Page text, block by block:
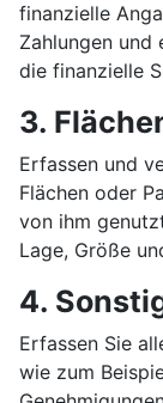
finanzielle
Zahlungen und
die finanzielle
3.
Erfassen und
Flächen oder
von ihm
Lage, Größe
4.
Erfassen Sie
wie zum